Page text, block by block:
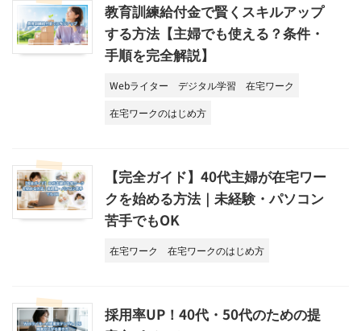
教育訓練給付金で賢くスキルアップ
する方法【主婦でも使える？条件・
手順を完全解説】
Webライター デジタル学習
在宅ワーク
在宅ワークのはじめ方
【完全ガイド】40代主婦が在宅ワー
クを始める方法｜未経験・パソコン
苦手でもOK
在宅ワーク 在宅ワークのはじめ方
採用率UP！40代・50代のための提